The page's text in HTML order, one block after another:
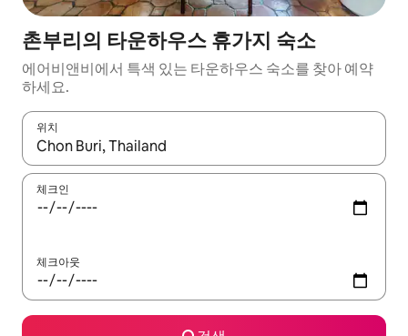
촌부리의 타운하우스 휴가지 숙소
에어비앤비에서 특색 있는 타운하우스 숙소를 찾아 예약
하세요.
위치
결과가 나오면 위·아래 화살표 키를 사용하거나 터치 또는 스와이
체크인
체크아웃